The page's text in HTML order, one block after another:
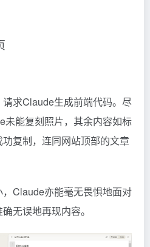
求Claude生成前端代码。尽
未能复刻照片，其余内容如标
复制，连同网站顶部的文章
Claude亦能毫无畏惧地面对
无误地再现内容。